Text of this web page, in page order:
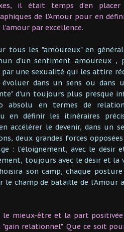
il était temps d’en placer
de l’Amour pour en
par excellence.
tous les "amoureux" en
d’un sentiment amoureux
une sexualité qui les attire
dans un sens ou dans
d’un toujours plus presque
absolu en termes de
en définir les itinéraires
accélérer le devenir, dans un
deux grandes forces
: l’éloignement, avec le désir
toujours avec le désir et la
son camp, chaque
champ de bataille de l’Amour
mieux-être et la part positivée
"gain relationnel". Que ce soit